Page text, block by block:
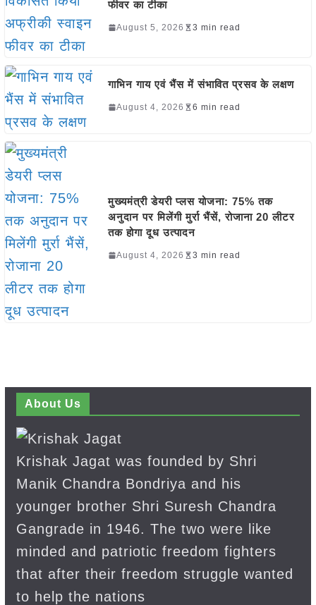
फीवर का टीका
August 5, 2026 3 min read
गाभिन गाय एवं भैंस में संभावित प्रसव के लक्षण
August 4, 2026 6 min read
मुख्यमंत्री डेयरी प्लस योजना: 75% तक
अनुदान पर मिलेंगी मुर्रा भैंसें, रोजाना 20 लीटर
तक होगा दूध उत्पादन
August 4, 2026 3 min read
About Us
Krishak Jagat was founded by Shri
Manik Chandra Bondriya and his
younger brother Shri Suresh Chandra
Gangrade in 1946. The two were like
minded and patriotic freedom fighters
that after their freedom struggle wanted
to help the nations